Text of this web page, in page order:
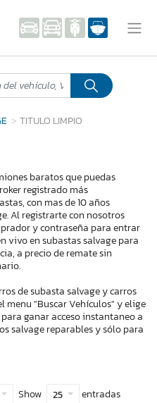
TITULO LIMPIO
baratos que puedas
registrado más
con mas de 10 años
Al registrarte con nosotros
y contraseña para entrar
vivo en subastas salvage para
a precio de remate sin
de subasta salvage y carros
menu "Buscar Vehículos" y elige
ganar acceso instantaneo a
salvage reparables y sólo para
Show 25 entradas